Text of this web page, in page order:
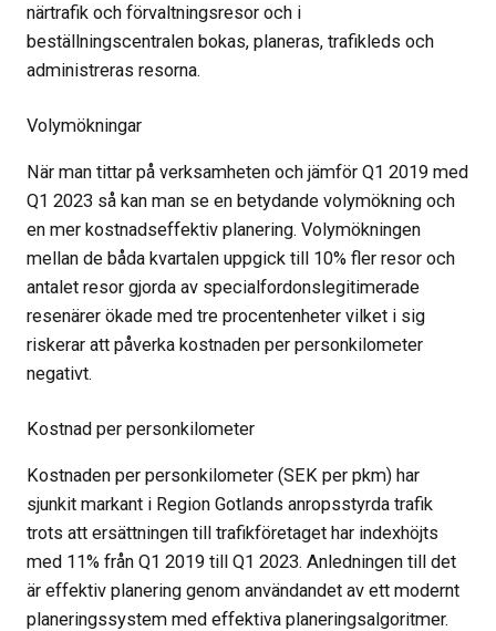
närtrafik och förvaltningsresor och i
beställningscentralen bokas, planeras, trafikleds och
administreras resorna.
Volymökningar
När man tittar på verksamheten och jämför Q1 2019 med
Q1 2023 så kan man se en betydande volymökning och
en mer kostnadseffektiv planering. Volymökningen
mellan de båda kvartalen uppgick till 10% fler resor och
antalet resor gjorda av specialfordonslegitimerade
resenärer ökade med tre procentenheter vilket i sig
riskerar att påverka kostnaden per personkilometer
negativt.
Kostnad per personkilometer
Kostnaden per personkilometer (SEK per pkm) har
sjunkit markant i Region Gotlands anropsstyrda trafik
trots att ersättningen till trafikföretaget har indexhöjts
med 11% från Q1 2019 till Q1 2023. Anledningen till det
är effektiv planering genom användandet av ett modernt
planeringssystem med effektiva planeringsalgoritmer.